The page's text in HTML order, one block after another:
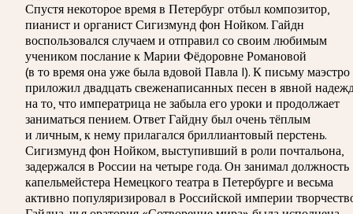
Спустя некоторое время в Петербург отбыл композитор,
пианист и органист Сигизмунд фон Нойком. Гайдн
воспользовался случаем и отправил со своим любимым
учеником послание к Марии Фёдоровне Романовой
(в то время она уже была вдовой Павла I). К письму маэстро
приложил двадцать свеженаписанных песен в явной
на то, что императрица не забыла его уроки и продолжает
заниматься пением. Ответ Гайдну был очень тёплым
и личным, к нему прилагался бриллиантовый перстень.
Сигизмунд фон Нойком, выступивший в роли почтальона,
задержался в России на четыре года. Он занимал должность
капельмейстера Немецкого театра в Петербурге и весьма
активно популяризировал в Российской империи